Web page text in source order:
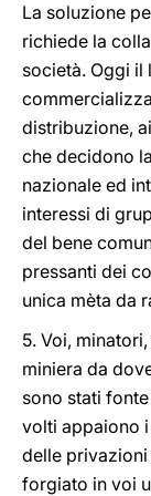
La soluzione
richiede la
società. Oggi
distribuzione,
che decidono
nazionale ed
interessi di
del bene
pressanti dei
unica mèta da
5. Voi,
miniera da
sono stati
volti appaiono
delle privazioni
forgiato in voi